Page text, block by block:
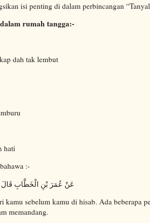
isi penting di dalam perbincangan
rumah tangga:-
dah tak lembut
hati
:-
عَنْ عُمَرَ بْنِ الْخَطَّابِ قَالَ
kamu sebelum kamu di hisab. Ada beberapa
memandang.